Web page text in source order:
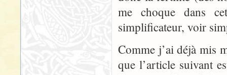
me choque dans
simplificateur, voir
Comme j’ai déjà mis
que l’article suivant